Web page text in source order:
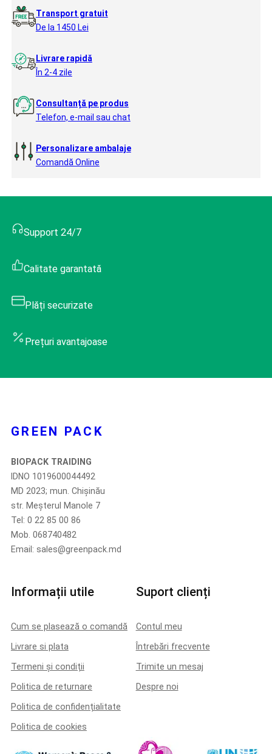
Transport gratuit
De la 1450 Lei
Livrare rapidă
În 2-4 zile
Consultanță pe produs
Telefon, e-mail sau chat
Personalizare ambalaje
Comandă Online
Support 24/7
Calitate garantată
Plăți securizate
Prețuri avantajoase
GREEN PACK
BIOPACK TRAIDING
IDNO 1019600044492
MD 2023; mun. Chișinău
str. Meșterul Manole 7
Tel: 0 22 85 00 86
Mob. 068740482
Email: sales@greenpack.md
Informații utile
Cum se plasează o comandă
Livrare si plata
Termeni și condiții
Politica de returnare
Politica de confidențialitate
Politica de cookies
Suport clienți
Contul meu
Întrebări frecvente
Trimite un mesaj
Despre noi